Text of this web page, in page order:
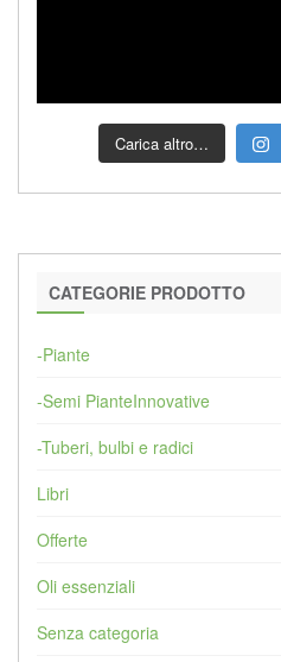
Carica altro…
CATEGORIE PRODOTTO
-Piante
-Semi PianteInnovative
-Tuberi, bulbi e radici
Libri
Offerte
Oli essenziali
Senza categoria